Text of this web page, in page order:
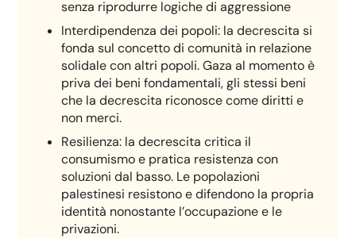
senza riprodurre logiche di aggressione
Interdipendenza dei popoli: la decrescita si
fonda sul concetto di comunità in relazione
solidale con altri popoli. Gaza al momento è
priva dei beni fondamentali, gli stessi beni
che la decrescita riconosce come diritti e
non merci.
Resilienza: la decrescita critica il
consumismo e pratica resistenza con
soluzioni dal basso. Le popolazioni
palestinesi resistono e difendono la propria
identità nonostante l’occupazione e le
privazioni.